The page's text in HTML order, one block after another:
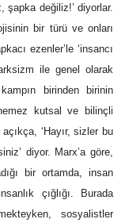
şapka değiliz!’ diyorlar.
bir türü ve onları
ezenler’le ‘insancı
ile genel olarak
birinden birinin
kutsal ve bilinçli
‘Hayır, sizler bu
diyor. Marx’a göre,
bir ortamda, insan
çığlığı. Burada
sosyalistler